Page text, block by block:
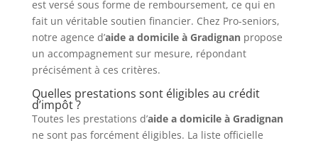
est versé sous forme de remboursement, ce qui en
fait un véritable soutien financier. Chez Pro-seniors,
notre agence d’aide a domicile à Gradignanpropose
un accompagnement sur mesure, répondant
précisément à ces critères.
Quelles prestations sont éligibles au crédit
d’impôt ?
Toutes les prestations d’aide a domicile à Gradignan
ne sont pas forcément éligibles. La liste officielle